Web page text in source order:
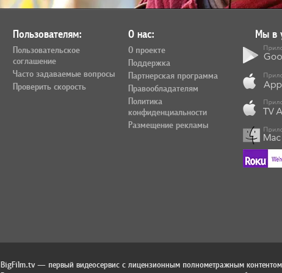
Пользователям:
Пользовательское
соглашение
Часто задаваемые вопросы
Проверить скорость
О нас:
О проекте
Поддержка
Партнерская программа
Правообладателям
Политика
конфиденциальности
Размещение рекламы
Мы в
BigFilm.tv — первый видеосервис с лицензионным полнометражным